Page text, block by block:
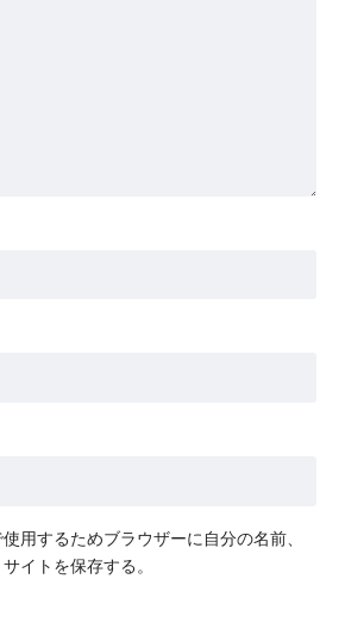
用するためブラウザーに自分の名前、
イトを保存する。